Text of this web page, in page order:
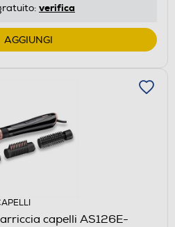
verifica
AGGIUNGI
capelli AS126E-